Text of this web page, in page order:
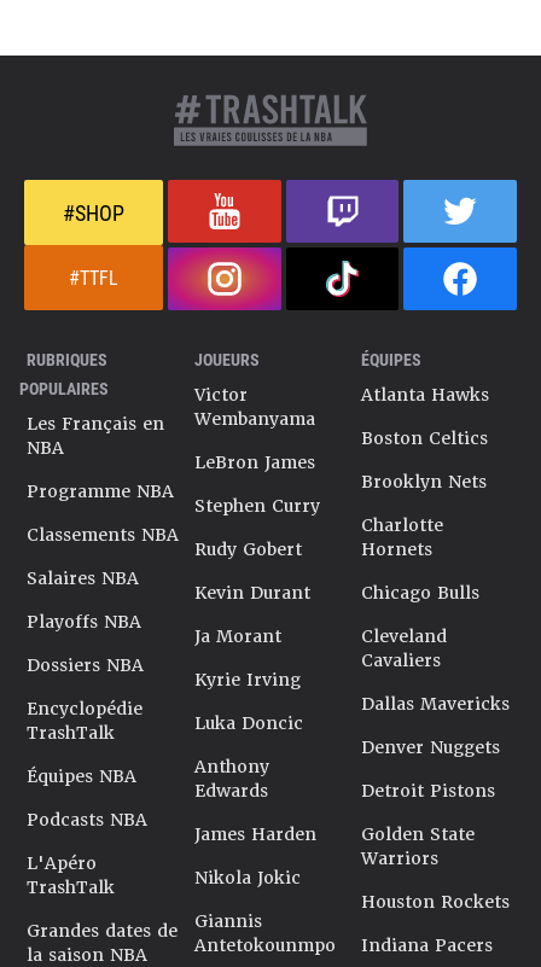
#SHOP
#TTFL
RUBRIQUES
POPULAIRES
Les Français en
NBA
Programme NBA
Classements NBA
Salaires NBA
Playoffs NBA
Dossiers NBA
Encyclopédie
TrashTalk
Équipes NBA
Podcasts NBA
L'Apéro
TrashTalk
Grandes dates de
la saison NBA
JOUEURS
Victor
Wembanyama
LeBron James
Stephen Curry
Rudy Gobert
Kevin Durant
Ja Morant
Kyrie Irving
Luka Doncic
Anthony
Edwards
James Harden
Nikola Jokic
Giannis
Antetokounmpo
ÉQUIPES
Atlanta Hawks
Boston Celtics
Brooklyn Nets
Charlotte
Hornets
Chicago Bulls
Cleveland
Cavaliers
Dallas Mavericks
Denver Nuggets
Detroit Pistons
Golden State
Warriors
Houston Rockets
Indiana Pacers